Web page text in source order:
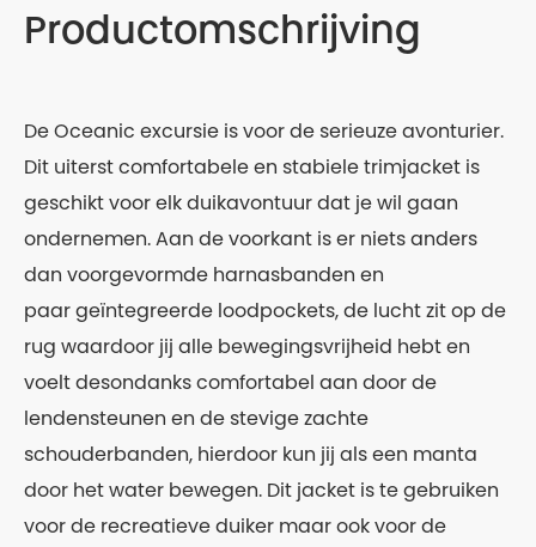
Productomschrijving
De Oceanic excursie is voor de serieuze avonturier.
Dit uiterst comfortabele en stabiele trimjacket is
geschikt voor elk duikavontuur dat je wil gaan
ondernemen. Aan de voorkant is er niets anders
dan voorgevormde harnasbanden en
paar geïntegreerde loodpockets, de lucht zit op de
rug waardoor jij alle bewegingsvrijheid hebt en
voelt desondanks comfortabel aan door de
lendensteunen en de stevige zachte
schouderbanden, hierdoor kun jij als een manta
door het water bewegen. Dit jacket is te gebruiken
voor de recreatieve duiker maar ook voor de